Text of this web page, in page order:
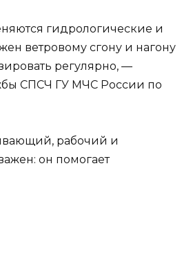
гидрологические и
ветровому сгону и нагону
регулярно, —
СПСЧ ГУ МЧС России по
рабочий и
он помогает